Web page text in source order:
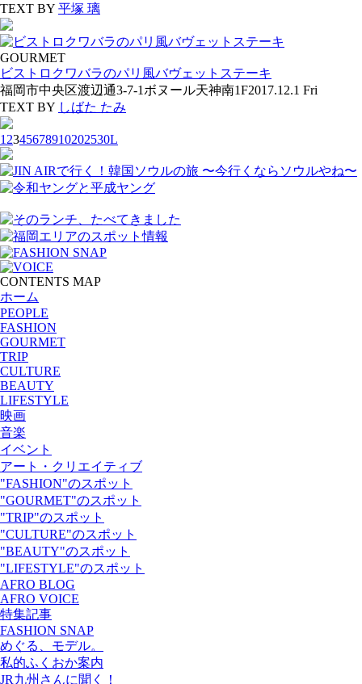
TEXT BY 平塚 璃
GOURMET
ビストロクワバラのパリ風バヴェットステーキ
福岡市中央区渡辺通3-7-1ボヌール天神南1F2017.12.1 Fri
TEXT BY しばた たみ
1 2345678910202530L
CONTENTS MAP
ホーム
PEOPLE
FASHION
GOURMET
TRIP
CULTURE
BEAUTY
LIFESTYLE
映画
音楽
イベント
アート・クリエイティブ
"FASHION"のスポット
"GOURMET"のスポット
"TRIP"のスポット
"CULTURE"のスポット
"BEAUTY"のスポット
"LIFESTYLE"のスポット
AFRO BLOG
AFRO VOICE
特集記事
FASHION SNAP
めぐる、モデル。
私的ふくおか案内
JR九州さんに聞く！